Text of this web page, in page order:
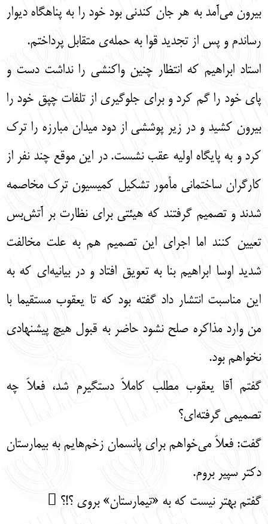
بیرون می‌آمد به هر جان کندنی بود خود را به پناهگاه دیوار
رساندم و پس از تجدید قوا به حمله‌ی متقابل پرداختم.
استاد ابراهیم که انتظار چنین واکنشی را نداشت دست و
پای خود را گم کرد و برای جلوگیری از تلفات چپق خود را
بیرون کشید و در زیر پوششی از دود میدان مبارزه را ترک
کرد و به پایگاه اولیه عقب نشست. در این موقع چند نفر از
کارگران ساختمانی مأمور تشکیل کمیسیون ترک مخاصمه
شدند و تصمیم گرفتند که هیئتی برای نظارت بر آتش‌بس
تعیین کنند اما اجرای این تصمیم هم به علت مخالفت
شدید اوسا ابراهیم بنا به تعویق افتاد و در بیانیه‌ای که به
این مناسبت انتشار داد گفته بود که تا یعقوب مستقیما با
من وارد مذاکره صلح نشود حاضر به قبول هیچ پیشنهادی
نخواهم بود.
گفتم آقا یعقوب مطلب کاملاً دستگیرم شد، فعلاً چه
تصمیمی گرفته‌ای؟
گفت: فعلاً می‌خواهم برای پانسمان زخم‌هایم به بیمارستان
دکتر سپیر بروم.
گفتم بهتر نیست که به «تیمارستان» بروی ؟!؟ 